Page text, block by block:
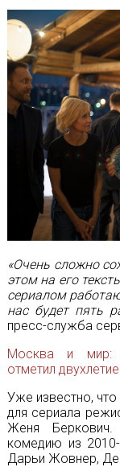
«Очень сложно
этом на его
сериалом
нас будет пять
пресс-служба
Москва и мир:
отметил
Уже известно,
для сериала
Женя
комедию из 2010-
Дарьи Жовнер,